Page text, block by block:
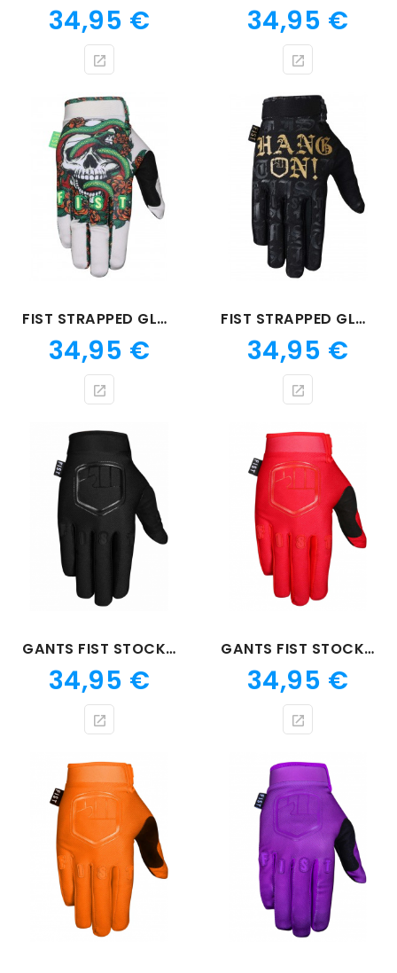
Prix
34,95 € Prix
34,95 €
FIST STRAPPED GLOVE POISON
Prix
34,95 €
FIST STRAPPED GLOVE HANG ON
Prix
34,95 €
GANTS FIST STOCKER NOIR
Prix
34,95 €
GANTS FIST STOCKER ROUGE
Prix
34,95 €